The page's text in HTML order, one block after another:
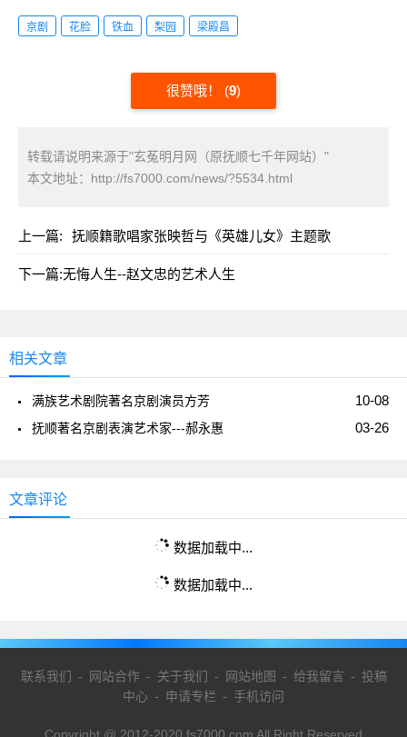
京剧 花脸 铁血 梨园 梁殿昌
很赞哦！ (9)
转载请说明来源于"玄菟明月网（原抚顺七千年网站）"
本文地址： http://fs7000.com/news/?5534.html
上一篇: 抚顺籍歌唱家张映哲与《英雄儿女》主题歌
下一篇:无悔人生--赵文忠的艺术人生
相关文章
10-08
满族艺术剧院著名京剧演员方芳
03-26
抚顺著名京剧表演艺术家---郝永惠
文章评论
数据加载中...
数据加载中...
联系我们 - 网站合作- 关于我们 - 网站地图 - 给我留言 - 投稿
中心 - 申请专栏 - 手机访问